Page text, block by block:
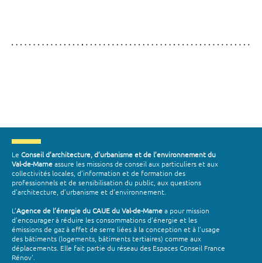
Le Conseil d’architecture, d’urbanisme et de l’environnement du
Val-de-Marneassure les missions de conseil aux particuliers et aux
collectivités locales, d’information et de formation des
professionnels et de sensibilisation du public, aux questions
d’architecture, d’urbanisme et d’environnement.
L’Agence de l’énergie du CAUE du Val-de-Marnea pour mission
d’encourager à réduire les consommations d’énergie et les
émissions de gaz à effet de serre liées à la conception et à l’usage
des bâtiments (logements, bâtiments tertiaires) comme aux
déplacements. Elle fait partie du réseau des Espaces Conseil France
Rénov'.